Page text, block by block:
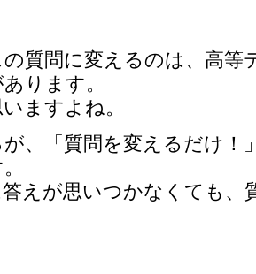
質問に変えるのは、高等
ります。
ますよね。
、「質問を変えるだけ！
えが思いつかなくても、